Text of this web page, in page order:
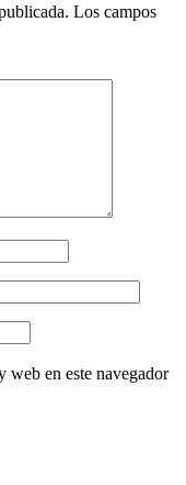
Los campos
web en este navegador